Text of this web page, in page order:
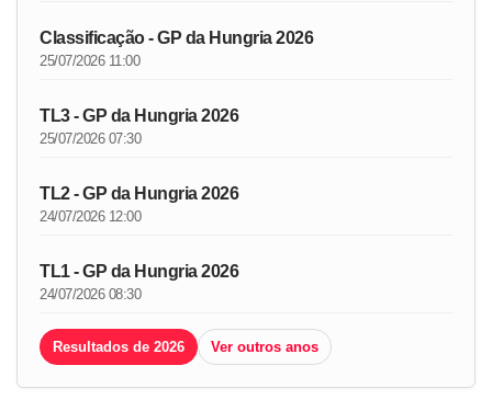
Classificação - GP da Hungria 2026
25/07/2026 11:00
TL3 - GP da Hungria 2026
25/07/2026 07:30
TL2 - GP da Hungria 2026
24/07/2026 12:00
TL1 - GP da Hungria 2026
24/07/2026 08:30
Resultados de 2026 Ver outros anos